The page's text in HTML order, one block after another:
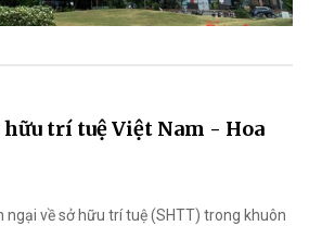
hữu trí tuệ Việt Nam - Hoa
ngại về sở hữu trí tuệ (SHTT) trong khuôn